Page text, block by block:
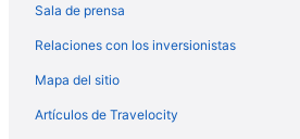
Shangri-La in the Keys! Enjoy the
45' dock space!
just 20 miles from Key West
Sala de prensa
Relaciones con los inversionistas
Mapa del sitio
Artículos de Travelocity